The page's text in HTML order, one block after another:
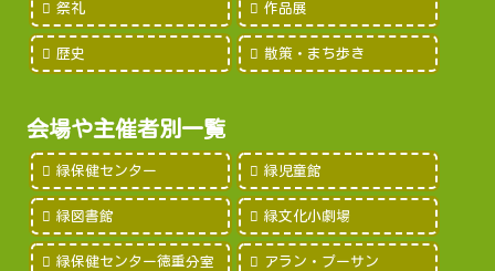
祭礼 作品展
歴史 散策・まち歩き
会場や主催者別一覧
緑保健センター 緑児童館
緑図書館 緑文化小劇場
緑保健センター徳重分室 アラン・プーサン